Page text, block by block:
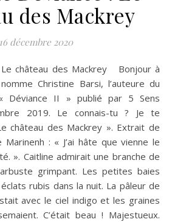
des Mackrey
16 décembre 2020
Christine Barsi, l’auteure du
Déviance II » publié par 5 Sens
2019. Le connais-tu ? Je te
château des Mackrey ». Extrait de
Marinenh : « J’ai hâte que vienne le
». Caitline admirait une branche de
grimpant. Les petites baies
rubis dans la nuit. La pâleur de
avec le ciel indigo et les graines
C’était beau ! Majestueux.